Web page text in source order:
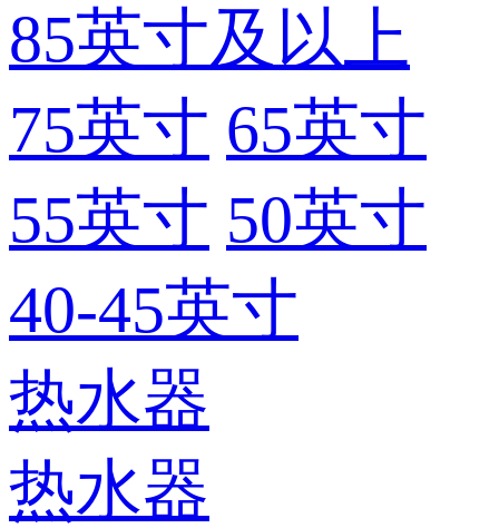
85英寸及以上
75英寸 65英寸
55英寸 50英寸
40-45英寸
热水器
热水器